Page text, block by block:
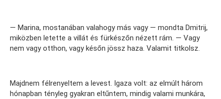
— Marina, mostanában valahogy más vagy — mondta Dmitrij,
miközben letette a villát és fürkészőn nézett rám. — Vagy
nem vagy otthon, vagy későn jössz haza. Valamit titkolsz.
Majdnem félrenyeltem a levest. Igaza volt: az elmúlt három
hónapban tényleg gyakran eltűntem, mindig valami munkára,